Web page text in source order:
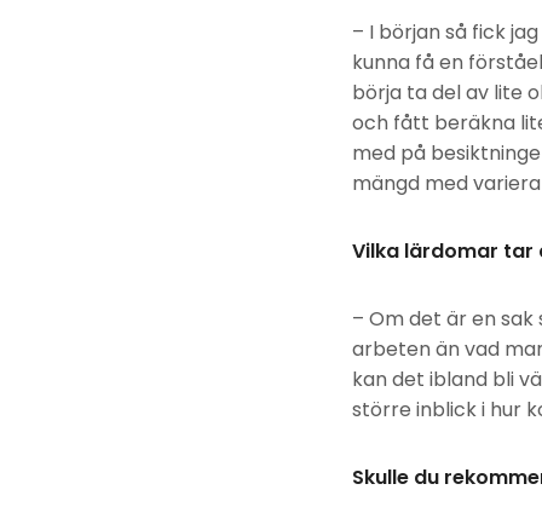
– I början så fick
kunna få en
börja ta del av lite
och fått beräkna
med på
mängd med
Vilka lärdomar tar
– Om det är en
arbeten än vad
kan det ibland bli
större inblick i hur
Skulle du